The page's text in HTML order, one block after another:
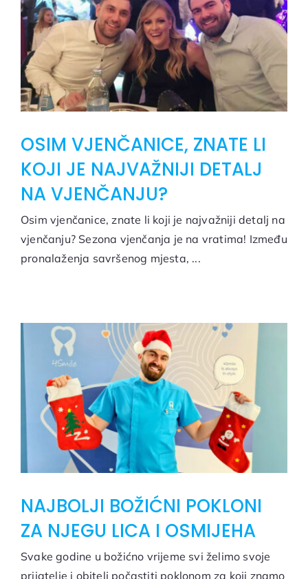
OSIM VJENČANICE, ZNATE LI
KOJI JE NAJVAŽNIJI DETALJ
NA VJENČANJU?
Osim vjenčanice, znate li koji je najvažniji detalj na
vjenčanju? Sezona vjenčanja je na vratima! Između
pronalaženja savršenog mjesta, ...
NAJBOLJI BOŽIĆNI POKLONI
ZA NJEGU LICA I OSMIJEHA
Svake godine u božićno vrijeme svi želimo svoje
prijatelje i obitelj počastiti poklonom za koji znamo